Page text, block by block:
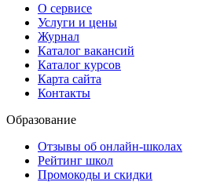
О сервисе
Услуги и цены
Журнал
Каталог вакансий
Каталог курсов
Карта сайта
Контакты
Образование
Отзывы об онлайн-школах
Рейтинг школ
Промокоды и скидки